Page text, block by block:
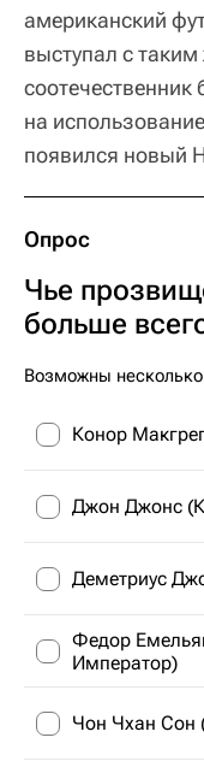
американский
выступал с
на
появился новый
Опрос
Чье
больше
Возможны
Конор
Джон Джонс
Деметриус
Федор
Император)
Чон Чхан Сон